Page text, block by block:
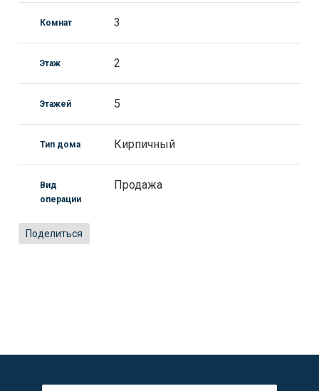
Комнат 3
Этаж 2
Этажей 5
Тип дома Кирпичный
Вид
операции
Продажа
Поделиться